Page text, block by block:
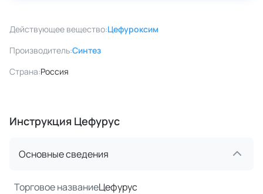
Действующее вещество:Цефуроксим
Производитель:Синтез
Страна:Россия
Инструкция Цефурус
Основные сведения
Торговое названиеЦефурус